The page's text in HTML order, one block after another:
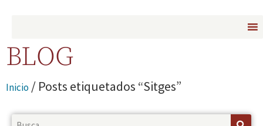
BLOG
Inicio / Posts etiquetados “Sitges”